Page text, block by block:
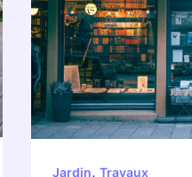
Jardin, Travaux
nettoyer
un
carrelage
exterieur
tres
sale